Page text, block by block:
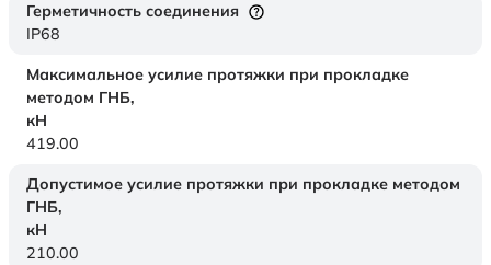
Герметичность соединения
IP68
Максимальное усилие протяжки при прокладке
методом ГНБ,
кН
419.00
Допустимое усилие протяжки при прокладке методом
ГНБ,
кН
210.00